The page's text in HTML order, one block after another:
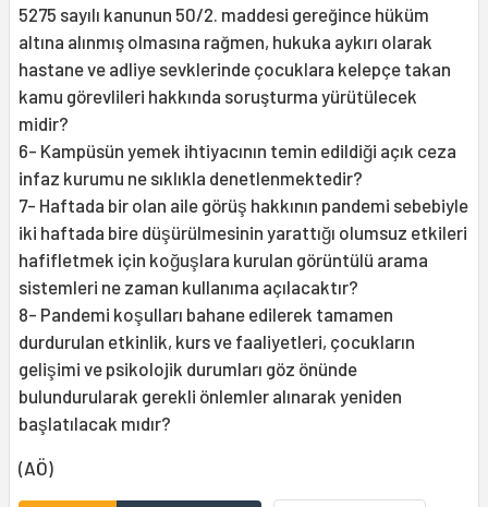
5275 sayılı kanunun 50/2. maddesi gereğince hüküm
altına alınmış olmasına rağmen, hukuka aykırı olarak
hastane ve adliye sevklerinde çocuklara kelepçe takan
kamu görevlileri hakkında soruşturma yürütülecek
midir?
6- Kampüsün yemek ihtiyacının temin edildiği açık ceza
infaz kurumu ne sıklıkla denetlenmektedir?
7- Haftada bir olan aile görüş hakkının pandemi sebebiyle
iki haftada bire düşürülmesinin yarattığı olumsuz etkileri
hafifletmek için koğuşlara kurulan görüntülü arama
sistemleri ne zaman kullanıma açılacaktır?
8- Pandemi koşulları bahane edilerek tamamen
durdurulan etkinlik, kurs ve faaliyetleri, çocukların
gelişimi ve psikolojik durumları göz önünde
bulundurularak gerekli önlemler alınarak yeniden
başlatılacak mıdır?
(AÖ)